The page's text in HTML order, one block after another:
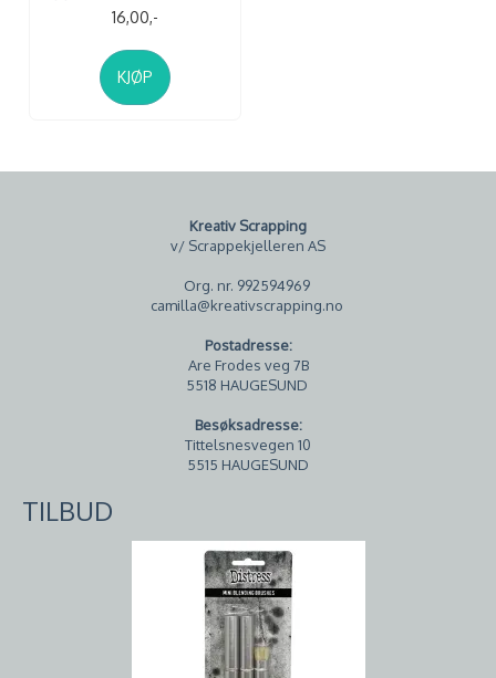
16,00,-
KJØP
Kreativ Scrapping
v/ Scrappekjelleren AS
Org. nr. 992594969
camilla@kreativscrapping.no
Postadresse:
Are Frodes veg 7B
5518 HAUGESUND
Besøksadresse:
Tittelsnesvegen 10
5515 HAUGESUND
TILBUD